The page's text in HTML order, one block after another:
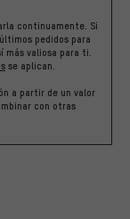
continuamente. Si
pedidos para
más valiosa para ti.
se aplican.
a partir de un valor
con otras